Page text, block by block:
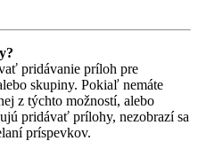
pridávanie príloh pre
skupiny. Pokiaľ nemáte
z týchto možností, alebo
pridávať prílohy, nezobrazí sa
príspevkov.